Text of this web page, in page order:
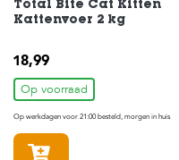
Total Bite Cat Kitten
Kattenvoer 2 kg
18,99
Op voorraad
Op werkdagen voor 21:00 besteld, morgen in huis